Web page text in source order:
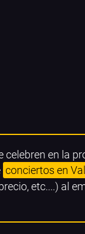
en la
conciertos en
etc....) al